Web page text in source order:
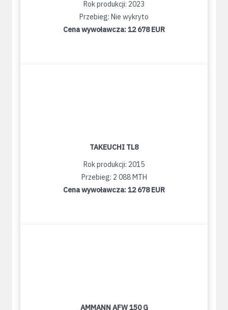
Rok produkcji: 2023
Przebieg: Nie wykryto
Cena wywoławcza:12 678 EUR
TAKEUCHI TL8
Rok produkcji: 2015
Przebieg: 2 088 MTH
Cena wywoławcza:12 678 EUR
AMMANN AFW 150 G